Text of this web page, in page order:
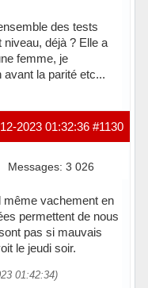
des tests
déjà ? Elle a
femme, je
la parité etc...
#1130
2023 01:32:36
Messages: 3 026
même vachement en
permettent de nous
pas si mauvais
le jeudi soir.
01:42:34)